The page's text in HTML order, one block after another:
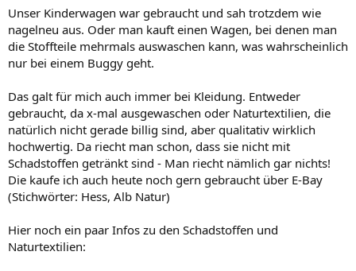
Unser Kinderwagen war gebraucht und sah trotzdem wie
nagelneu aus. Oder man kauft einen Wagen, bei denen man
die Stoffteile mehrmals auswaschen kann, was wahrscheinlich
nur bei einem Buggy geht.
Das galt für mich auch immer bei Kleidung. Entweder
gebraucht, da x-mal ausgewaschen oder Naturtextilien, die
natürlich nicht gerade billig sind, aber qualitativ wirklich
hochwertig. Da riecht man schon, dass sie nicht mit
Schadstoffen getränkt sind - Man riecht nämlich gar nichts!
Die kaufe ich auch heute noch gern gebraucht über E-Bay
(Stichwörter: Hess, Alb Natur)
Hier noch ein paar Infos zu den Schadstoffen und
Naturtextilien: